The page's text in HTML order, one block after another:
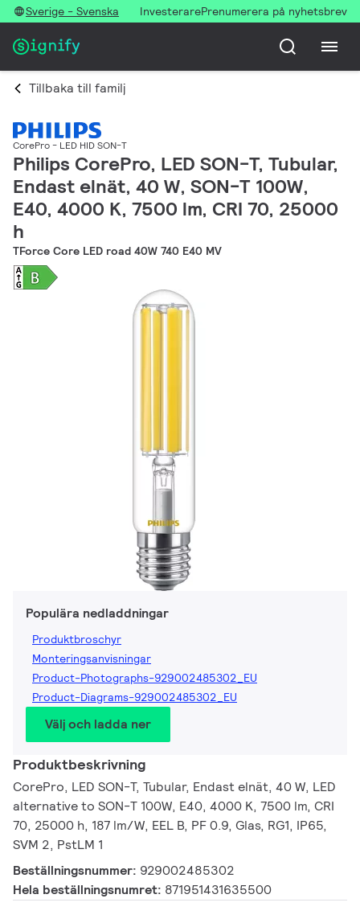
Sverige - Svenska InvesterarePrenumerera på nyhetsbrev
Tillbaka till familj
CorePro - LED HID SON-T
Philips CorePro, LED SON-T, Tubular,
Endast elnät, 40 W, SON-T 100W,
E40, 4000 K, 7500 lm, CRI 70, 25000
h
TForce Core LED road 40W 740 E40 MV
Populära nedladdningar
Produktbroschyr
Monteringsanvisningar
Product-Photographs-929002485302_EU
Product-Diagrams-929002485302_EU
Välj och ladda ner
Produktbeskrivning
CorePro, LED SON-T, Tubular, Endast elnät, 40 W, LED
alternative to SON-T 100W, E40, 4000 K, 7500 lm, CRI
70, 25000 h, 187 lm/W, EEL B, PF 0.9, Glas, RG1, IP65,
SVM 2, PstLM 1
Beställningsnummer: 929002485302
Hela beställningsnumret: 871951431635500